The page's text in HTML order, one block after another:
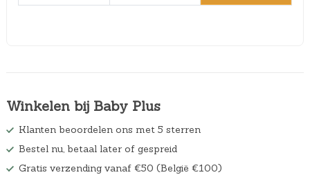
Winkelen bij Baby Plus
Klanten beoordelen ons met 5 sterren
Bestel nu, betaal later of gespreid
Gratis verzending vanaf €50 (België €100)